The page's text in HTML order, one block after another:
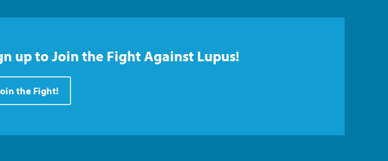
up to Join the Fight Against Lupus!
the Fight!